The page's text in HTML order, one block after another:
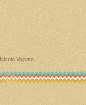
Nicolo Volpato